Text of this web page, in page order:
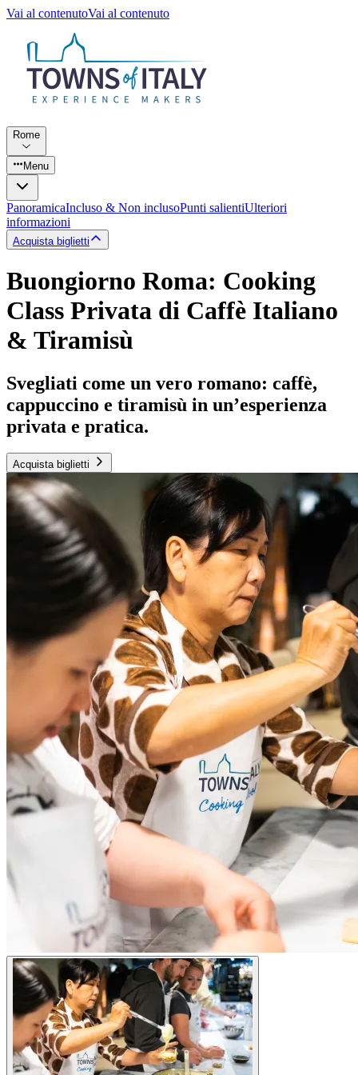
Vai al contenutoVai al contenuto
Rome
Menu
PanoramicaIncluso & Non inclusoPunti salientiUlteriori
informazioni
Acquista biglietti
Buongiorno Roma: Cooking
Class Privata di Caffè Italiano
& Tiramisù
Svegliati come un vero romano: caffè,
cappuccino e tiramisù in un’esperienza
privata e pratica.
Acquista biglietti